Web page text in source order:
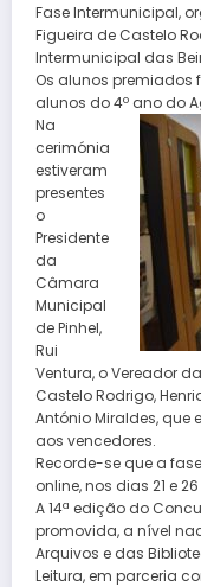
Fase Intermunicipal,
Figueira de Castelo
Intermunicipal das
Os alunos premiados
alunos do 4º ano do
Na
cerimónia
estiveram
presentes
o
Presidente
da
Câmara
Municipal
de Pinhel,
Rui
Ventura, o Vereador
Castelo Rodrigo,
António Miraldes,
aos vencedores.
Recorde-se que a
online, nos dias 21 e
A 14ª edição do
promovida, a nível
Arquivos e das
Leitura, em parceria